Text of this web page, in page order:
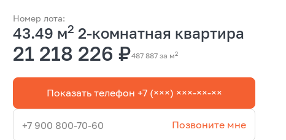
Номер лота:
43.49 м2 2-комнатная квартира
21 218 226 ₽487 887 за м2
Показать телефон +7 (×××) ×××-××-××
+7 900 800-70-60 Позвоните мне